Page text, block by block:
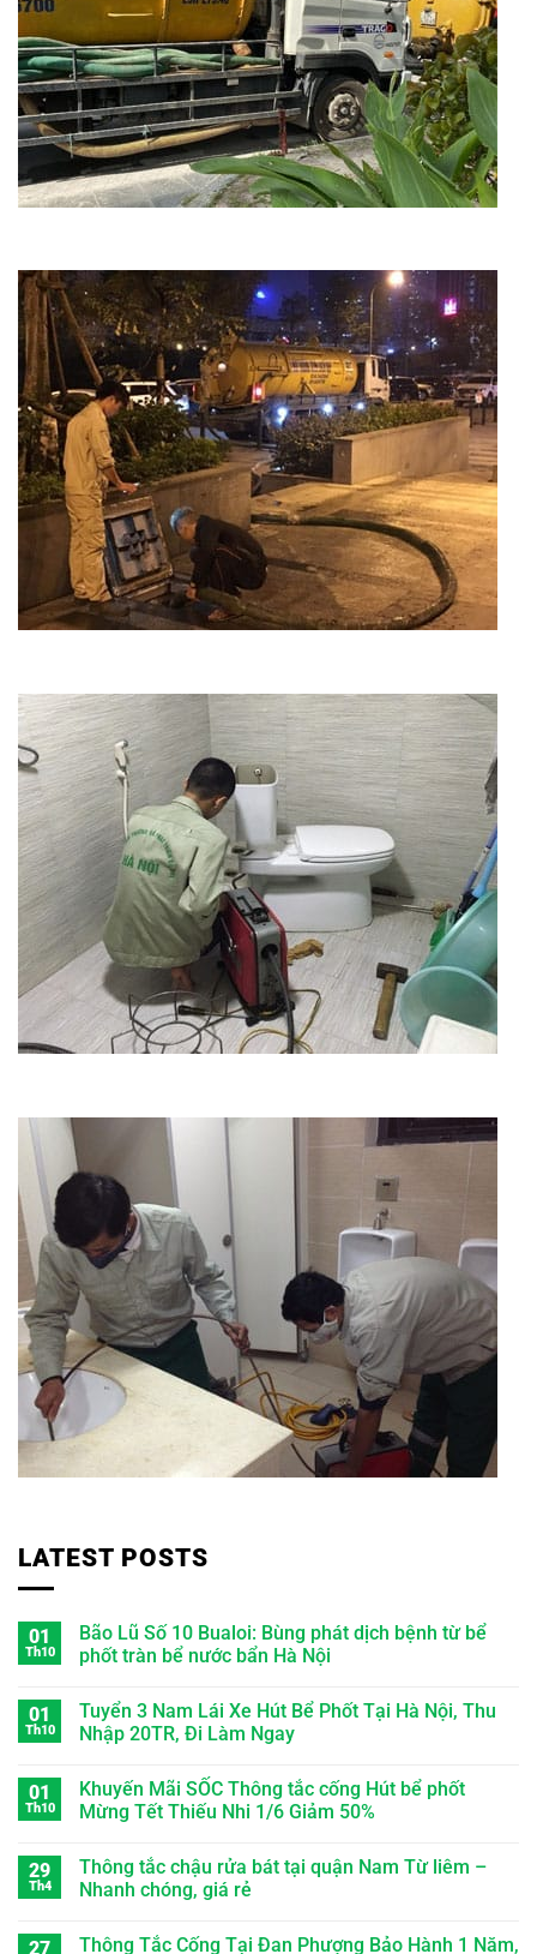
LATEST POSTS
01
Th10
Bão Lũ Số 10 Bualoi: Bùng phát dịch bệnh từ bể
phốt tràn bể nước bẩn Hà Nội
01
Th10
Tuyển 3 Nam Lái Xe Hút Bể Phốt Tại Hà Nội, Thu
Nhập 20TR, Đi Làm Ngay
01
Th10
Khuyến Mãi SỐC Thông tắc cống Hút bể phốt
Mừng Tết Thiếu Nhi 1/6 Giảm 50%
29
Th4
Thông tắc chậu rửa bát tại quận Nam Từ liêm –
Nhanh chóng, giá rẻ
27 Thông Tắc Cống Tại Đan Phượng Bảo Hành 1 Năm,